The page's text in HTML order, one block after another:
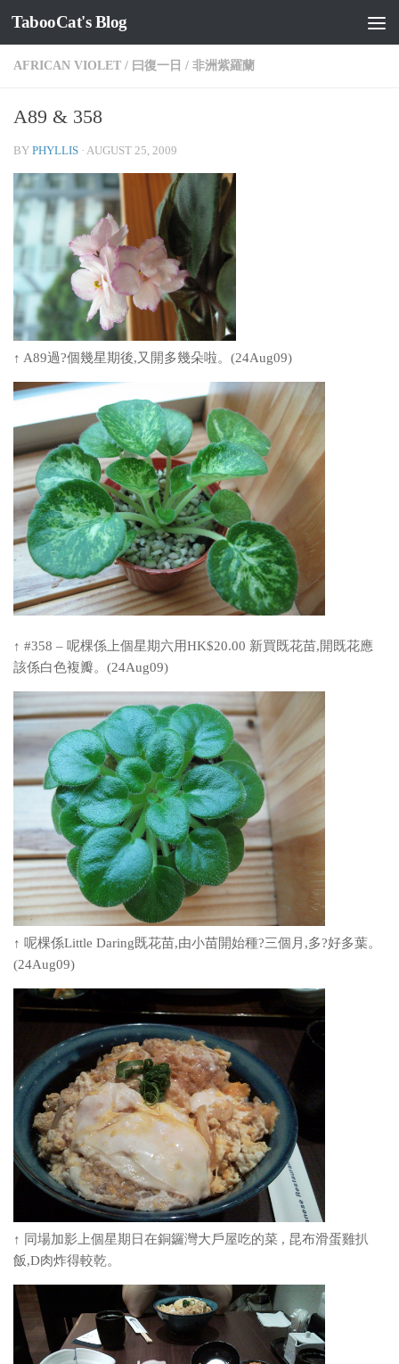
Skip to content
TabooCat's Blog
AFRICAN VIOLET / 曰復一日 / 非洲紫羅蘭
A89 & 358
BY PHYLLIS · AUGUST 25, 2009
↑ A89過?個幾星期後,又開多幾朵啦。(24Aug09)
↑ #358 – 呢棵係上個星期六用HK$20.00 新買既花苗,開既花應
該係白色複瓣。(24Aug09)
↑ 呢棵係Little Daring既花苗,由小苗開始種?三個月,多?好多葉。
(24Aug09)
↑ 同場加影上個星期日在銅鑼灣大戶屋吃的菜 , 昆布滑蛋雞扒
飯,D肉炸得較乾。